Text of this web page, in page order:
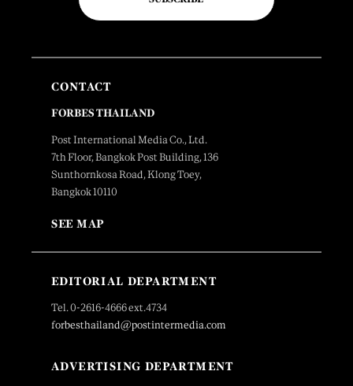
CONTACT
FORBES THAILAND
Post International Media Co., Ltd.
7th Floor, Bangkok Post Building, 136
Sunthornkosa Road, Klong Toey,
Bangkok 10110
SEE MAP
EDITORIAL DEPARTMENT
Tel. 0-2616-4666 ext.4734
forbesthailand@postintermedia.com
ADVERTISING DEPARTMENT